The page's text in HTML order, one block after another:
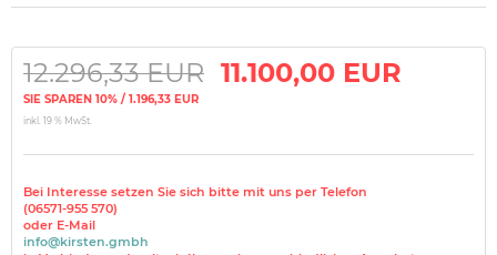
12.296,33 EUR 11.100,00 EUR
SIE SPAREN 10% / 1.196,33 EUR
inkl. 19 % MwSt.
Bei Interesse setzen Sie sich bitte mit uns per Telefon
(06571-955 570)
oder E-Mail
info@kirsten.gmbh